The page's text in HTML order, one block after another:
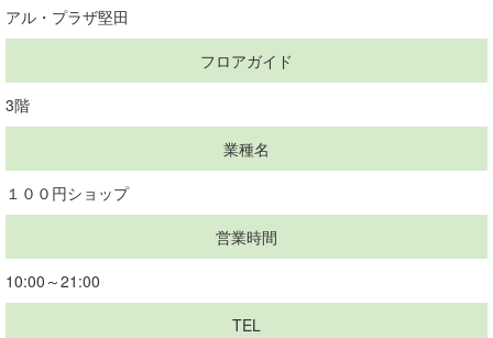
アル・プラザ堅田
フロアガイド
3階
業種名
１００円ショップ
営業時間
10:00～21:00
TEL